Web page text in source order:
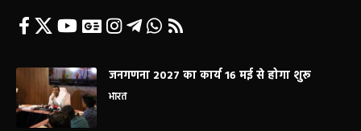
जनगणना 2027 का कार्य 16 मई से होगा शुरू
भारत